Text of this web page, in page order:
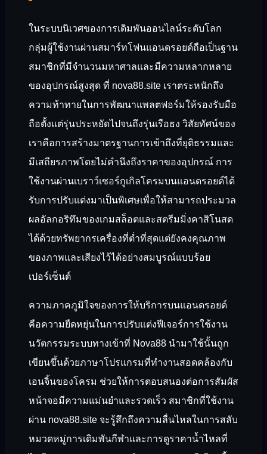
ในระบบนิเวศของการเดิมพันออนไลน์ระดับโลก
กลุ่มผู้ใช้งานผ่านสมาร์ทโฟนแอนดรอยด์ถือเป็นฐาน
สมาชิกที่มีจำนวนมหาศาลและมีความหลากหลาย
ของอุปกรณ์สูงสุด ที่ nova88.site เราตระหนักถึง
ความท้าทายในการพัฒนาแพลตฟอร์มให้รองรับมือ
ถือตั้งแต่รุ่นประหยัดไปจนถึงรุ่นเรือธง วิสัยทัศน์ของ
เราคือการสร้างมาตรฐานการเข้าถึงที่ยุติธรรมและ
มีเสถียรภาพโดยไม่คำนึงถึงราคาของอุปกรณ์ การ
ใช้งานผ่านเบราว์เซอร์กูเกิลโครมบนแอนดรอยด์ได้
รับการปรับแต่งมาเป็นพิเศษเพื่อให้สามารถประมวล
ผลอัลกอริทึมของเกมสล็อตและสตรีมมิ่งคาสิโนสด
ได้ด้วยทรัพยากรเครื่องที่ต่ำที่สุดแต่ยังคงคุณภาพ
ของภาพและเสียงไว้ได้อย่างสมบูรณ์แบบร้อย
เปอร์เซ็นต์
ความภาคภูมิใจของการให้บริการบนแอนดรอยด์
คือความยืดหยุ่นในการปรับแต่งฟีเจอร์การใช้งาน
นวัตกรรมระบบทางเข้าที่ Nova88 นำมาใช้นั้นถูก
เขียนขึ้นด้วยภาษาโปรแกรมที่ทำงานสอดคล้องกับ
เอนจิ้นของโครม ช่วยให้การตอบสนองต่อการสัมผัส
หน้าจอมีความแม่นยำและรวดเร็ว สมาชิกที่ใช้งาน
ผ่าน nova88.site จะรู้สึกถึงความลื่นไหลในการสลับ
หมวดหมู่การเดิมพันกีฬาและการดูราคาน้ำไหลที่